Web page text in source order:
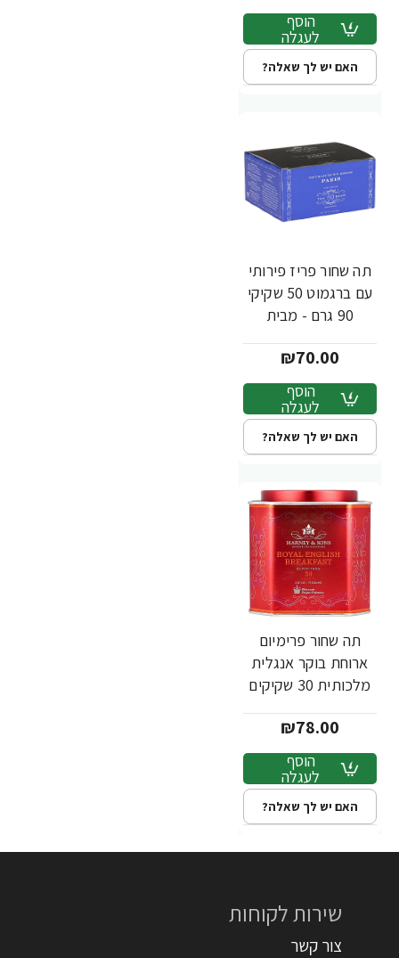
הוסף
לעגלה
האם יש לך שאלה?
תה שחור פריז פירותי
עם ברגמוט 50 שקיקי
90 גרם - מבית
₪70.00
הוסף
לעגלה
האם יש לך שאלה?
תה שחור פרימיום
ארוחת בוקר אנגלית
מלכותית 30 שקיקים
Harney & Sons
₪78.00
הוסף
לעגלה
האם יש לך שאלה?
שירות לקוחות
צור קשר